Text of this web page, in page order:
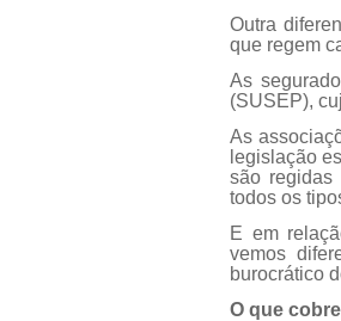
Outra
que regem
As
(SUSEP),
As
legislação
são regidas
todos os
E em
vemos
burocrático
O que